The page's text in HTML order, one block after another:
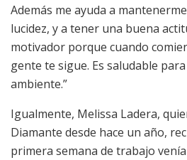
Además me ayuda a
lucidez, y a tener una buena
motivador porque cuando
gente te sigue. Es saludable
ambiente.”
Igualmente, Melissa Ladera,
Diamante desde hace un año,
primera semana de trabajo